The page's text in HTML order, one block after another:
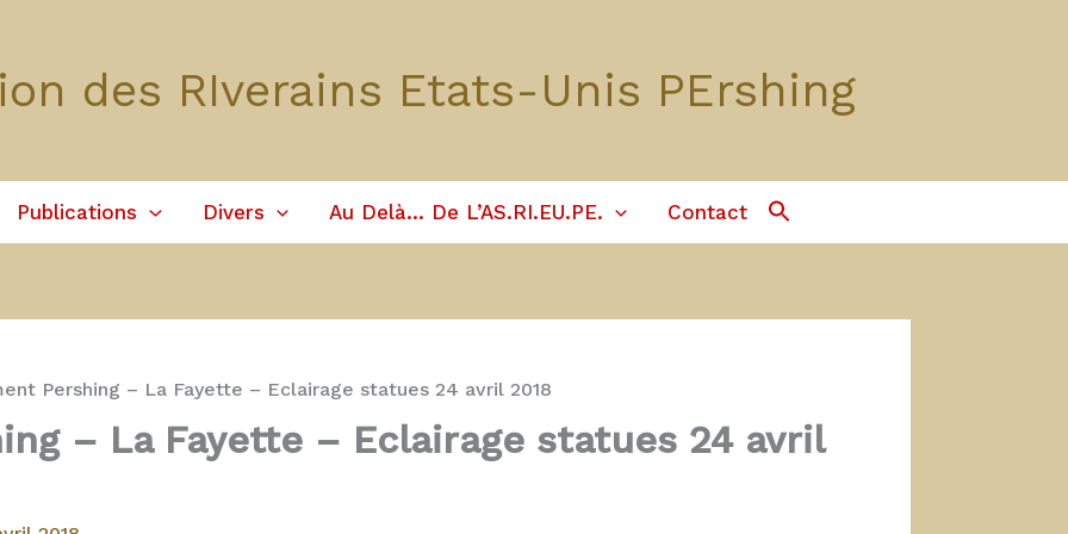
des RIverains Etats-Unis PErshing
Publications Divers Au Delà… De L’AS.RI.EU.PE. Contact
Search Button
Pershing – La Fayette – Eclairage statues 24 avril 2018
– La Fayette – Eclairage statues 24 avril